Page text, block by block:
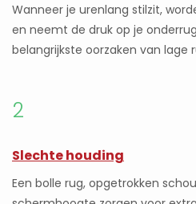
Wanneer je urenlang stilzit,
en neemt de druk op je
belangrijkste oorzaken van lage
2
Slechte houding
Een bolle rug, opgetrokken